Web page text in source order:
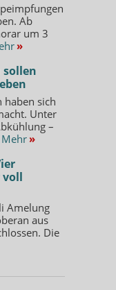
Ab
um 3
»
sollen
haben sich
Unter
–
Mehr »
voll
Amelung
aus
Die